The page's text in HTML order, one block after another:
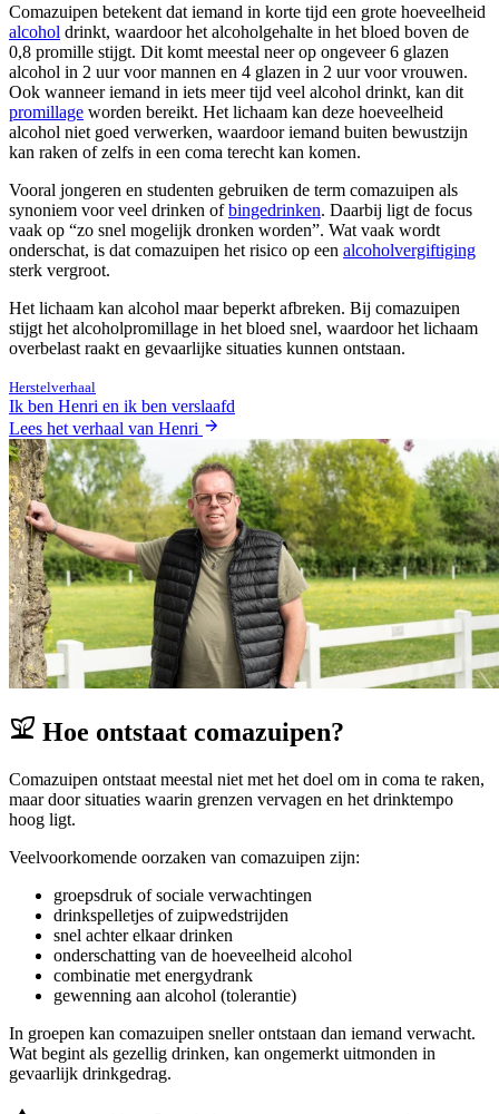
Comazuipen betekent dat iemand in korte tijd een grote hoeveelheid
alcohol drinkt, waardoor het alcoholgehalte in het bloed boven de
0,8 promille stijgt. Dit komt meestal neer op ongeveer 6 glazen
alcohol in 2 uur voor mannen en 4 glazen in 2 uur voor vrouwen.
Ook wanneer iemand in iets meer tijd veel alcohol drinkt, kan dit
promillage worden bereikt. Het lichaam kan deze hoeveelheid
alcohol niet goed verwerken, waardoor iemand buiten bewustzijn
kan raken of zelfs in een coma terecht kan komen.
Vooral jongeren en studenten gebruiken de term comazuipen als
synoniem voor veel drinken ofbingedrinken. Daarbij ligt de focus
vaak op “zo snel mogelijk dronken worden”. Wat vaak wordt
onderschat, is dat comazuipen het risico op een alcoholvergiftiging
sterk vergroot.
Het lichaam kan alcohol maar beperkt afbreken. Bij comazuipen
stijgt het alcoholpromillage in het bloed snel, waardoor het lichaam
overbelast raakt en gevaarlijke situaties kunnen ontstaan.
Herstelverhaal
Ik ben Henri en ik ben verslaafd
Lees het verhaal van Henri
Hoe ontstaat comazuipen?
Comazuipen ontstaat meestal niet met het doel om in coma te raken,
maar door situaties waarin grenzen vervagen en het drinktempo
hoog ligt.
Veelvoorkomende oorzaken van comazuipen zijn:
groepsdruk of sociale verwachtingen
drinkspelletjes of zuipwedstrijden
snel achter elkaar drinken
onderschatting van de hoeveelheid alcohol
combinatie met energydrank
gewenning aan alcohol (tolerantie)
In groepen kan comazuipen sneller ontstaan dan iemand verwacht.
Wat begint als gezellig drinken, kan ongemerkt uitmonden in
gevaarlijk drinkgedrag.